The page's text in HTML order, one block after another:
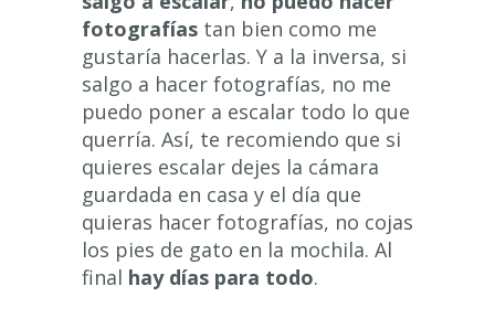
fotografías tan bien como me
gustaría hacerlas. Y a la inversa, si
salgo a hacer fotografías, no me
puedo poner a escalar todo lo que
querría. Así, te recomiendo que si
quieres escalar dejes la cámara
guardada en casa y el día que
quieras hacer fotografías, no cojas
los pies de gato en la mochila. Al
final hay días para todo.